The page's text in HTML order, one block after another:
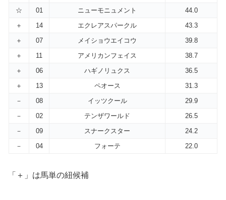
☆
01 ニューモニュメント
44.0
＋
14 エクレアスパークル
43.3
＋
07 メイショウエイコウ
39.8
＋
11 アメリカンフェイス
38.7
＋
06 ハギノリュクス
36.5
＋
13 ペオース
31.3
－
08 イッツクール
29.9
－
02 テンザワールド
26.5
－
09 スナークスター
24.2
－
04 フォーテ 22.0
「＋」は馬単の紐候補